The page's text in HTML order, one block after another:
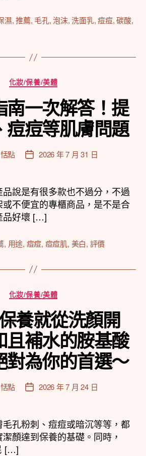
濕,推薦, 毛孔,泡沫,洗面乳,痘痘,碳酸,
分
類
化妝/保養/美體
南一次解答！提
痘痘等肌膚問題
恬點
文
佈
日
期
2026 年 7 月 31 日
說是有很多款也不過分，不過
不便宜的專櫃商品，是不是合
品好壞 […]
, 用途, 痘痘, 痘痘肌, 美白, 評價
分
類
化妝/保養/美體
養就從洗顏開
且補水的胺基酸
對為你的首選～
恬點
文
佈
日
期
2026 年 7 月 24 日
孔粉刺、痘痘或暗沉等等，都
顏達到保養的基礎。同時，
[…]